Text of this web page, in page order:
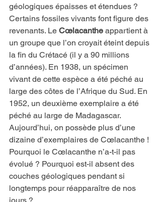
géologiques épaisses et étendues ?
Certains fossiles vivants font figure des
revenants. Le Cœlacanthe appartient à
un groupe que l’on croyait éteint depuis
la fin du Crétacé (il y a 90 millions
d’années). En 1938, un spécimen
vivant de cette espèce a été péché au
large des côtes de l’Afrique du Sud. En
1952, un deuxième exemplaire a été
péché au large de Madagascar.
Aujourd’hui, on possède plus d’une
dizaine d’exemplaires de Cœlacanthe !
Pourquoi le Cœlacanthe n’a-t-il pas
évolué ? Pourquoi est-il absent des
couches géologiques pendant si
longtemps pour réapparaître de nos
jours ?